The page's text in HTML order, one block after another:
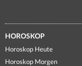
HOROSKOP
Horoskop Heute
Horoskop Morgen